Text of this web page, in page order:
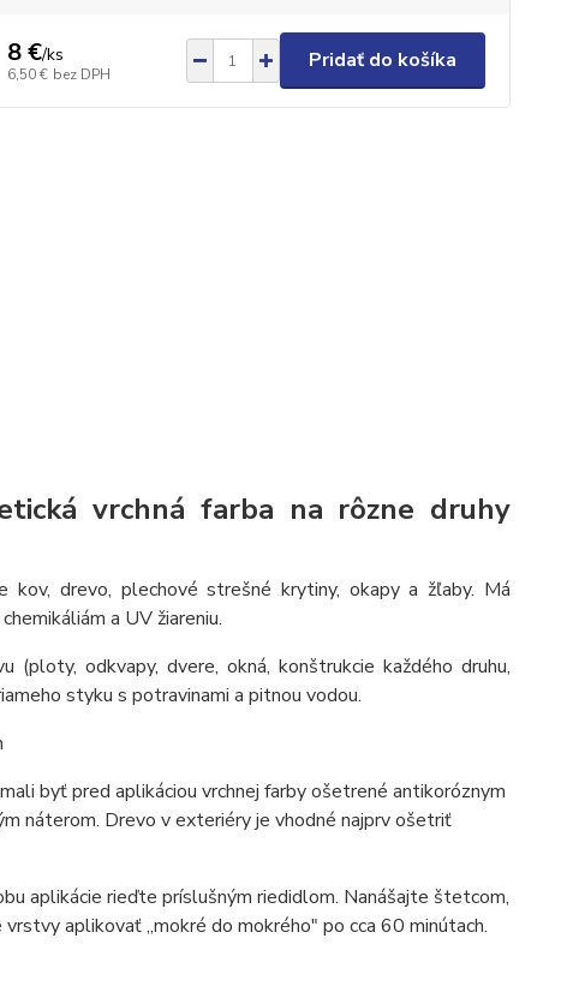
8 €/ks
6,50 € bez DPH
Pridať do košíka
vrchná farba na rôzne druhy
kov, drevo, plechové strešné krytiny, okapy a žľaby. Má
a UV žiareniu.
odkvapy, dvere, okná, konštrukcie každého druhu,
styku s potravinami a pitnou vodou.
byť pred aplikáciou vrchnej farby ošetrené antikoróznym
náterom. Drevo v exteriéry je vhodné najprv ošetriť
aplikácie rieďte príslušným riedidlom. Nanášajte štetcom,
aplikovať ,,mokré do mokrého" po cca 60 minútach.